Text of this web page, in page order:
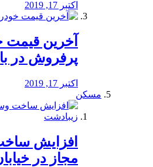
اکتبر 17, 2019
آخرین قیمت
پرفروش در
اکتبر 17, 2019
مسکن
افزایش
مجاز در